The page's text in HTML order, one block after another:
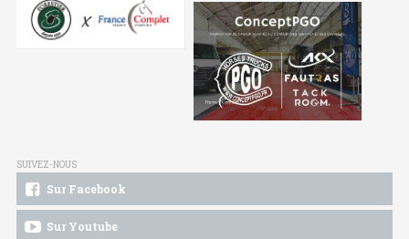
SUIVEZ-NOUS
Sur Facebook
Sur Youtube